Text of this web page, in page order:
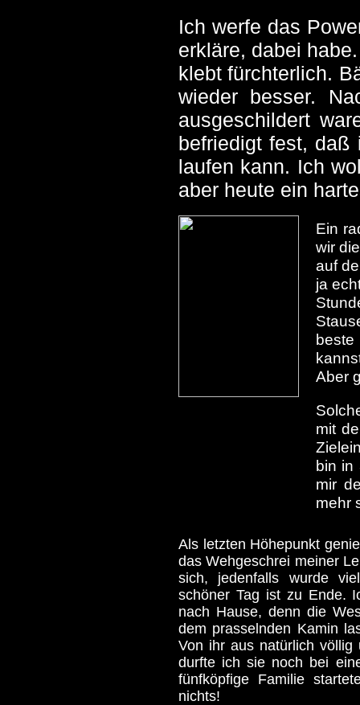
Ich werfe das
erkläre, dabei
klebt fürchterlich.
wieder besser.
ausgeschildert
befriedigt fest,
laufen kann. Ich
aber heute ein
Ein
wir
auf
ja
Aber
mit
bin in
mir
mehr
Als letzten Höhepunkt
das Wehgeschrei meiner
sich, jedenfalls wurde
schöner Tag ist zu Ende.
nach Hause, denn die
dem prasselnden Kamin
Von ihr aus natürlich völlig
durfte ich sie noch bei
fünfköpfige Familie
nichts!